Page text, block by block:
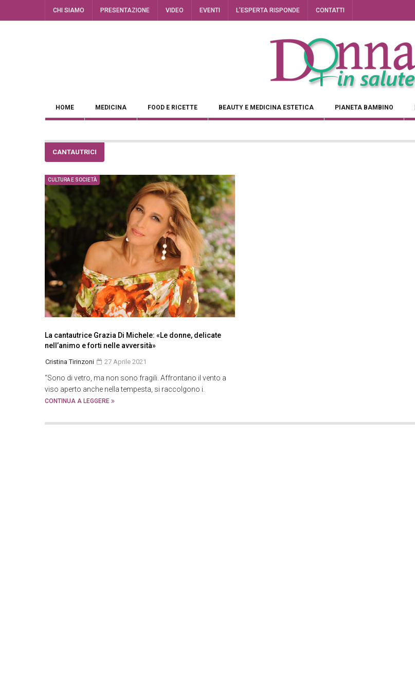
CHI SIAMO PRESENTAZIONE VIDEO EVENTI L’ESPERTA RISPONDE CONTATTI
HOME MEDICINA FOOD E RICETTE BEAUTY E MEDICINA ESTETICA PIANETA BAMBINO
CANTAUTRICI
CULTURA E SOCIETÀ
La cantautrice Grazia Di Michele: «Le donne, delicate
nell’animo e forti nelle avversità»
Cristina Tirinzoni 27 Aprile 2021
“Sono di vetro, ma non sono fragili. Affrontano il vento a
viso aperto anche nella tempesta, si raccolgono i.
CONTINUA A LEGGERE